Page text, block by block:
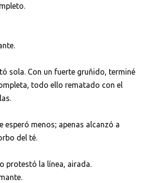
sola. Con un fuerte gruñido, terminé
todo ello rematado con el
esperó menos; apenas alcanzó a
del té.
protestó la línea, airada.